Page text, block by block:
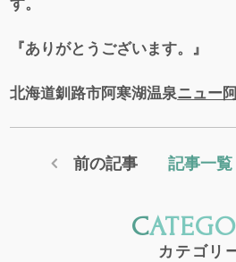
す。
『ありがとうございます。』
北海道釧路市阿寒湖温泉ニュー
前の記事 記事一覧
カテゴリ